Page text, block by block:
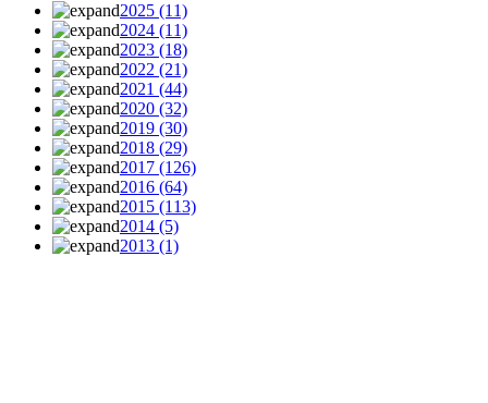
2025 (11)
2024 (11)
2023 (18)
2022 (21)
2021 (44)
2020 (32)
2019 (30)
2018 (29)
2017 (126)
2016 (64)
2015 (113)
2014 (5)
2013 (1)